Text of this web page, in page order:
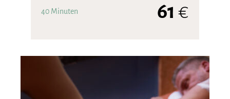
40 Minuten 61 €